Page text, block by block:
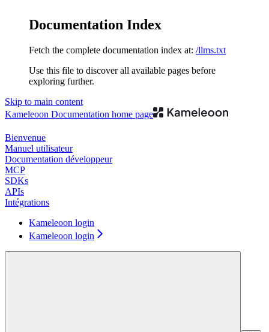
Documentation Index
Fetch the complete documentation index at: /llms.txt
Use this file to discover all available pages before
exploring further.
Skip to main content
Kameleoon Documentation home page
Bienvenue
Manuel utilisateur
Documentation développeur
MCP
SDKs
APIs
Intégrations
Kameleoon login
Kameleoon login